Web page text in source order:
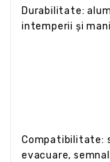
Durabilitate:
intemperii și
Compatibilitate:
evacuare,